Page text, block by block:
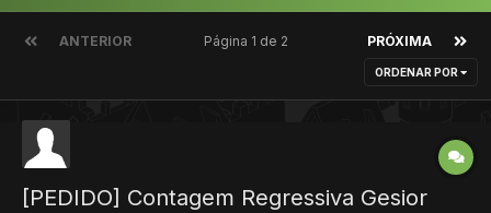
ANTERIOR PRÓXIMA
Página 1 de 2
ORDENAR POR
[PEDIDO] Contagem Regressiva Gesior